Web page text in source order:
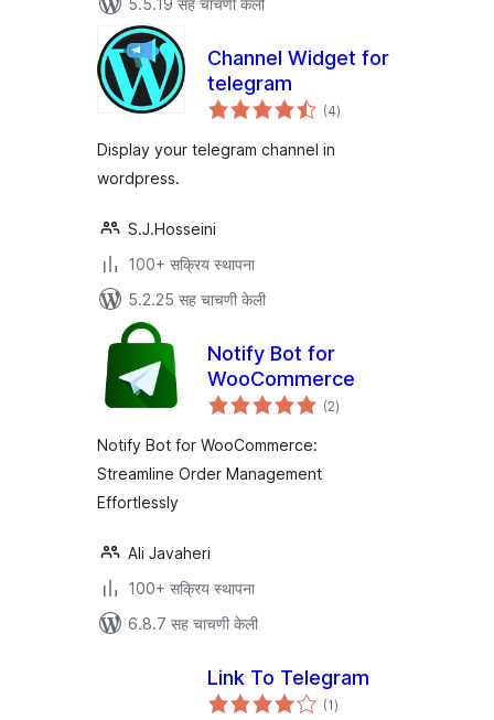
5.5.19 सह चाचणी केली
Channel Widget for
telegram
(4एकूण
मूल्यांकन
)
Display your telegram channel in
wordpress.
S.J.Hosseini
100+ सक्रिय स्थापना
5.2.25 सह चाचणी केली
Notify Bot for
WooCommerce
(2एकूण
मूल्यांकन
)
Notify Bot for WooCommerce:
Streamline Order Management
Effortlessly
Ali Javaheri
100+ सक्रिय स्थापना
6.8.7 सह चाचणी केली
Link To Telegram
(1एकूण
मूल्यांकन
)